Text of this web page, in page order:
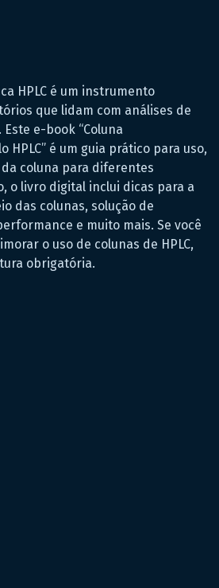
HPLC é um instrumento
que lidam com análises de
e-book “Coluna
HPLC” é um guia prático para uso,
coluna para diferentes
o livro digital inclui dicas para a
das colunas, solução de
e muito mais. Se você
o uso de colunas de HPLC,
obrigatória.